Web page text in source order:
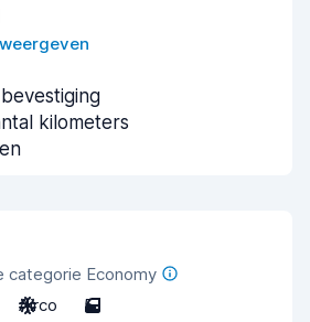
kilometers
categorie Economy
Airco 5